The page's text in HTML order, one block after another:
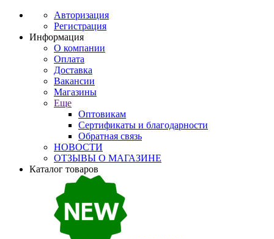
Авторизация
Регистрация
Информация
О компании
Оплата
Доставка
Вакансии
Магазины
Еще
Оптовикам
Сертификаты и благодарности
Обратная связь
НОВОСТИ
ОТЗЫВЫ О МАГАЗИНЕ
Каталог товаров